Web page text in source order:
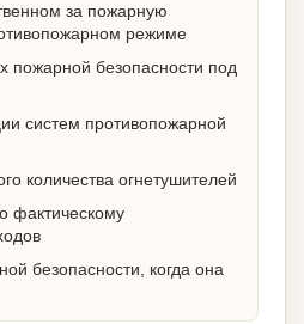
за пожарную
режиме
пожарной безопасности под
систем противопожарной
количества огнетушителей
фактическому
безопасности, когда она